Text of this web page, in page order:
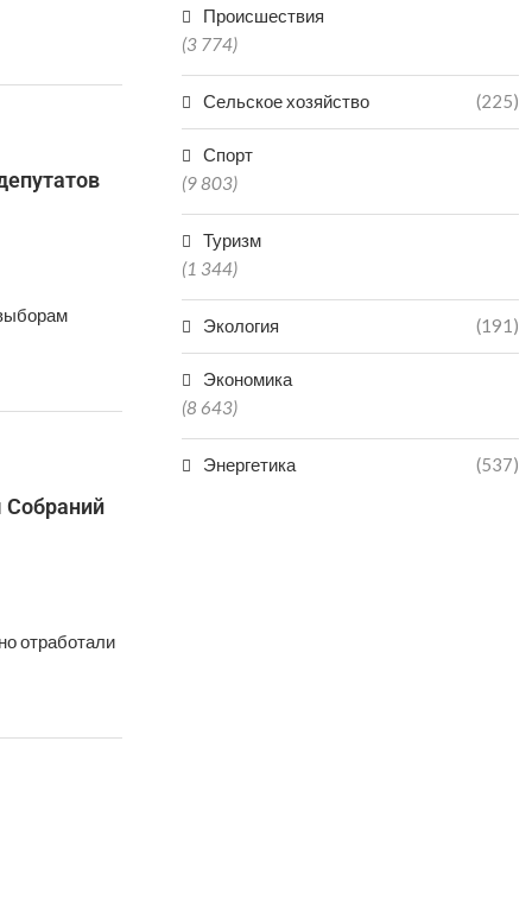
Собраний
отработали
Происшествия
(3 774)
Сельское хозяйство (225)
Спорт
(9 803)
Туризм
(1 344)
Экология (191)
Экономика
(8 643)
Энергетика (537)